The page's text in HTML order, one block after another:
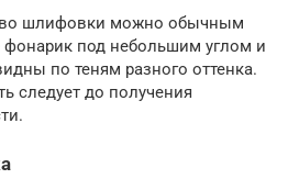
шлифовки можно обычным
под небольшим углом и
по теням разного оттенка.
следует до получения